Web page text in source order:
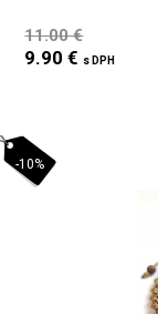
11.00 €
9.90 € s DPH
-10%